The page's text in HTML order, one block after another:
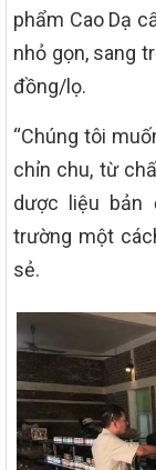
phẩm Cao Dạ
nhỏ gọn, sang
đồng/lọ.
“Chúng tôi
chỉn chu, từ
dược liệu bản
trường một
sẻ.